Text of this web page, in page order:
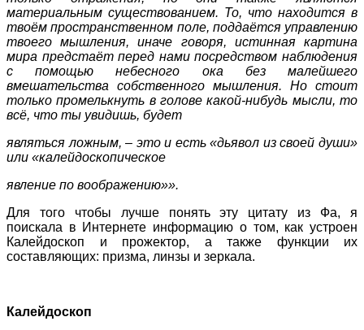
материальным существованием. То, что находится в
твоём пространственном поле, поддаётся управлению
твоего мышления, иначе говоря, истинная картина
мира предстаёт перед нами посредством наблюдения
с помощью небесного ока без малейшего
вмешательства собственного мышления. Но стоит
только промелькнуть в голове какой-нибудь мысли, то
всё, что ты увидишь, будет
являться ложным, – это и есть «дьявол из своей души»
или «калейдоскопическое
явление по воображению»».
Для того чтобы лучше понять эту цитату из Фа, я
поискала в Интернете информацию о том, как устроен
Калейдоскоп и прожектор, а также функции их
составляющих: призма, линзы и зеркала.
Калейдоскоп